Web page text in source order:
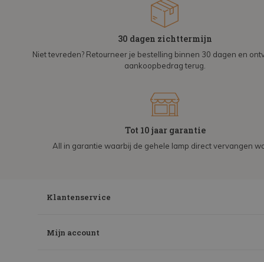
30 dagen zichttermijn
Niet tevreden? Retourneer je bestelling binnen 30 dagen en
aankoopbedrag terug.
Tot 10 jaar garantie
All in garantie waarbij de gehele lamp direct vervangen
Klantenservice
Mijn account